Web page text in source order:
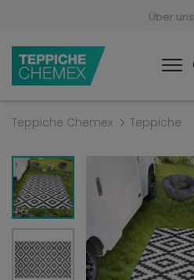
Über uns
Teppiche Chemex Teppiche